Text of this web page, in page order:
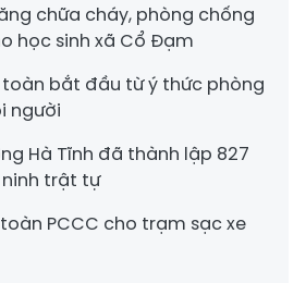
chữa cháy, phòng chống
học sinh xã Cổ Đạm
toàn bắt đầu từ ý thức phòng
người
Hà Tĩnh đã thành lập 827
trật tự
PCCC cho trạm sạc xe